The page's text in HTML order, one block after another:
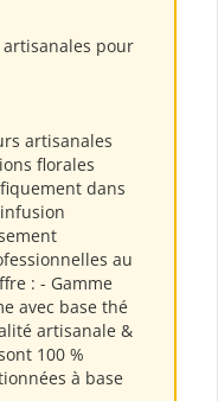
pour
artisanales
florales
dans
au
: - Gamme
avec base thé
artisanale &
100 %
à base